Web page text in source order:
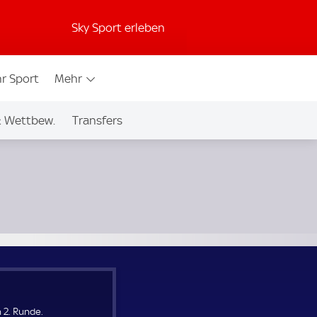
Sky Sport erleben
Sport Mehr
Wettbew. Transfers
Runde.